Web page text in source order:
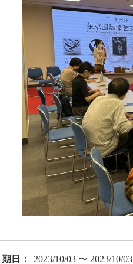
期日： 2023/10/03 〜 2023/10/03